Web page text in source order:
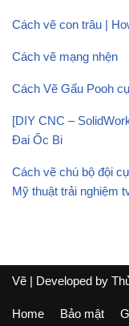
Cách vẽ con trâu |
Cách vẽ mạng nhện
Cách Vẽ Gấu Pooh
[DIY CNC –
Đai Ốc Bi
Cách vẽ chú bộ đội
Mỹ thuật trải nghiệm
Vẽ | Developed by
Home Bảo mật